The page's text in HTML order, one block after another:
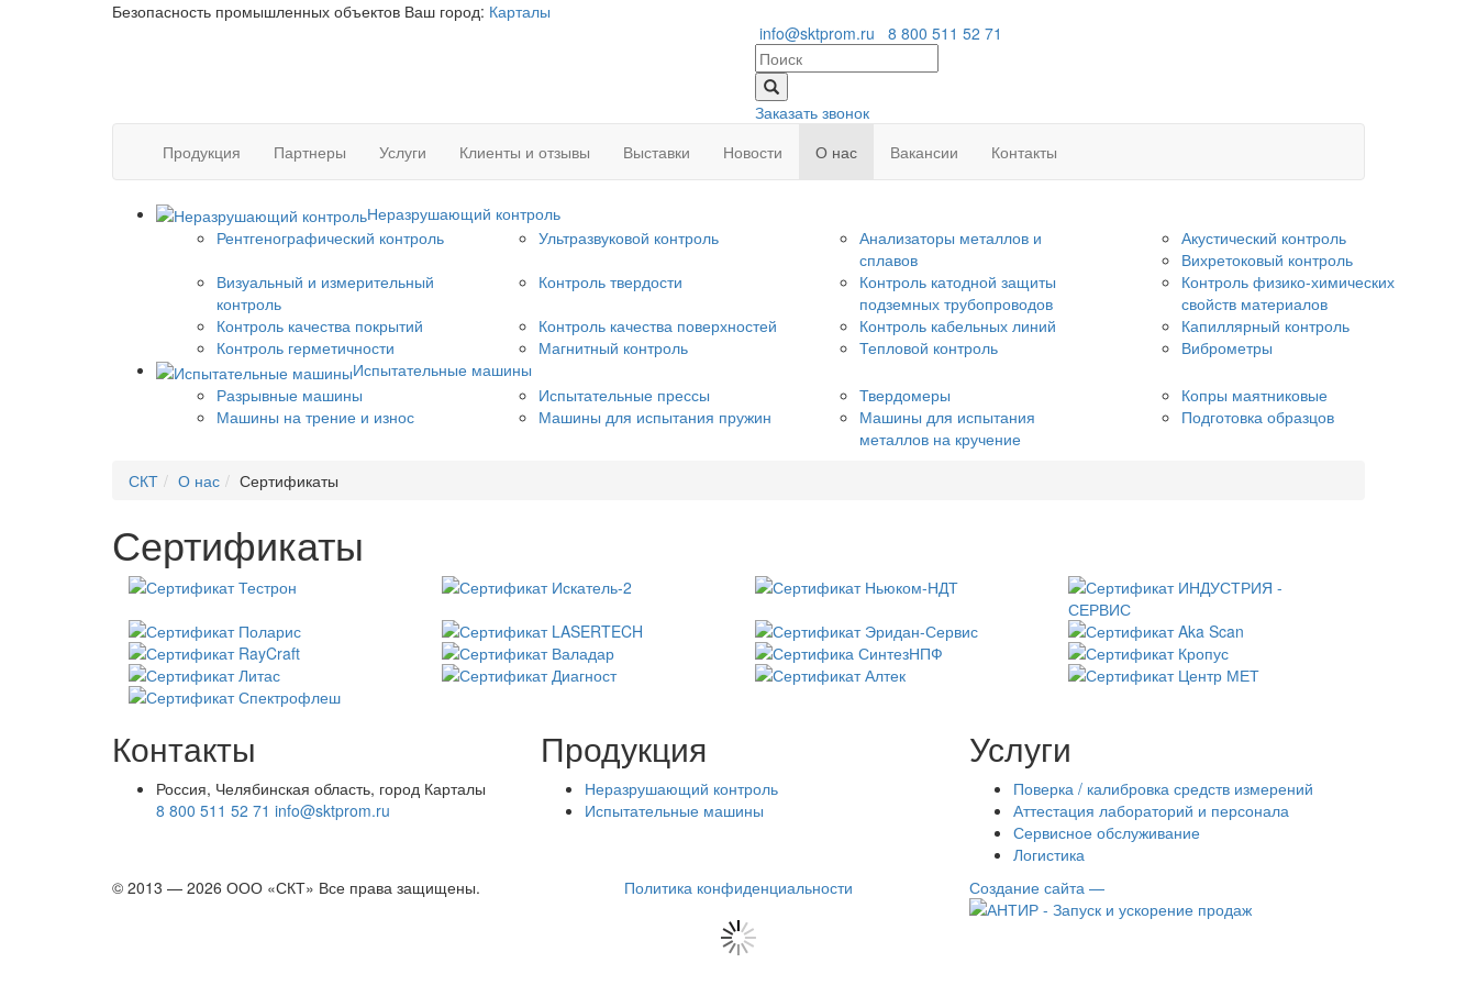
Безопасность промышленных объектов Ваш город: Карталы
info@sktprom.ru
8 800 511 52 71
Заказать звонок
Продукция
Партнеры Услуги Клиенты и отзывы Выставки Новости О нас Вакансии Контакты
Неразрушающий контроль
Рентгенографический контроль
Ультразвуковой контроль
Анализаторы металлов и
сплавов
Акустический контроль
Вихретоковый контроль
Визуальный и измерительный
контроль
Контроль твердости
Контроль катодной защиты
подземных трубопроводов
Контроль физико-химических
свойств материалов
Контроль качества покрытий
Контроль качества поверхностей Контроль кабельных линий
Капиллярный контроль
Контроль герметичности
Магнитный контроль Тепловой контроль
Виброметры
Испытательные машины
Разрывные машины
Испытательные прессы Твердомеры
Копры маятниковые
Машины на трение и износ
Машины для испытания пружин
Машины для испытания
металлов на кручение
Подготовка образцов
СКТ О нас Сертификаты
Сертификаты
Контакты
Россия, Челябинская область, город Карталы
8 800 511 52 71 info@sktprom.ru
Продукция
Неразрушающий контроль
Испытательные машины
Услуги
Поверка / калибровка средств измерений
Аттестация лабораторий и персонала
Сервисное обслуживание
Логистика
© 2013 — 2026 ООО «СКТ» Все права защищены.
Политика конфиденциальности Создание сайта —